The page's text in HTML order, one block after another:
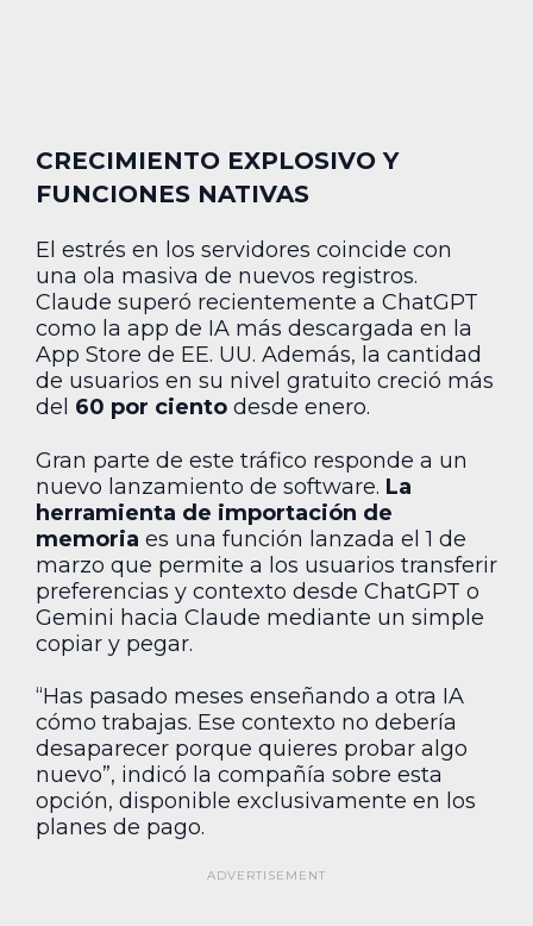
CRECIMIENTO EXPLOSIVO Y
FUNCIONES NATIVAS
El estrés en los servidores coincide con
una ola masiva de nuevos registros.
Claude superó recientemente a ChatGPT
como la app de IA más descargada en la
App Store de EE. UU. Además, la cantidad
de usuarios en su nivel gratuito creció más
del 60 por ciento desde enero.
Gran parte de este tráfico responde a un
nuevo lanzamiento de software. La
herramienta de importación de
memoria es una función lanzada el 1 de
marzo que permite a los usuarios transferir
preferencias y contexto desde ChatGPT o
Gemini hacia Claude mediante un simple
copiar y pegar.
“Has pasado meses enseñando a otra IA
cómo trabajas. Ese contexto no debería
desaparecer porque quieres probar algo
nuevo”, indicó la compañía sobre esta
opción, disponible exclusivamente en los
planes de pago.